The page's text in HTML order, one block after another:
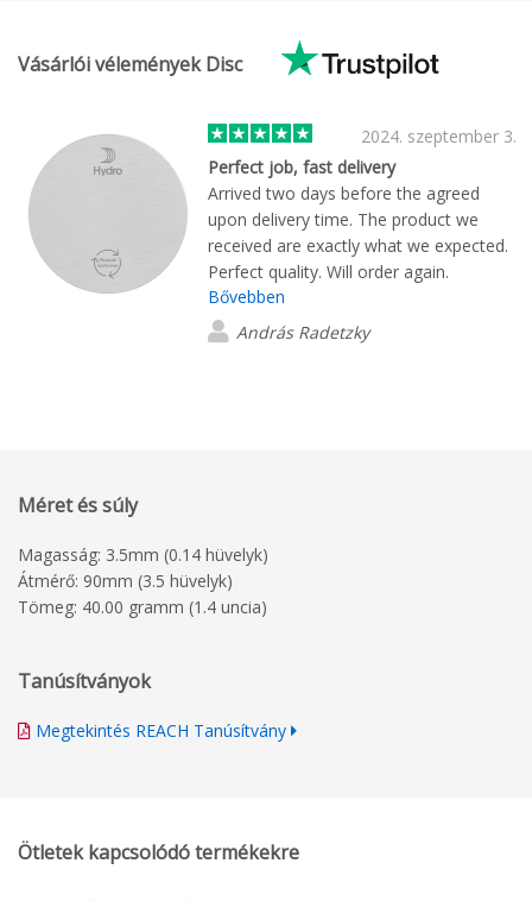
Vásárlói vélemények Disc
2024. szeptember 3.
Perfect job, fast delivery
Arrived two days before the agreed
upon delivery time. The product we
received are exactly what we expected.
Perfect quality. Will order again.
Bővebben
András Radetzky
Méret és súly
Magasság: 3.5mm (0.14 hüvelyk)
Átmérő: 90mm (3.5 hüvelyk)
Tömeg: 40.00 gramm (1.4 uncia)
Tanúsítványok
Megtekintés REACH Tanúsítvány
Ötletek kapcsolódó termékekre